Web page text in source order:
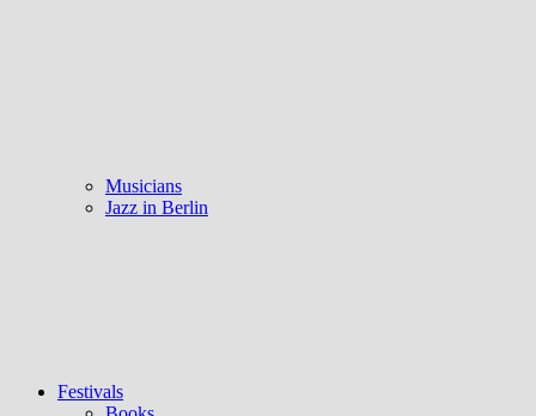
Musicians
Jazz in Berlin
Festivals